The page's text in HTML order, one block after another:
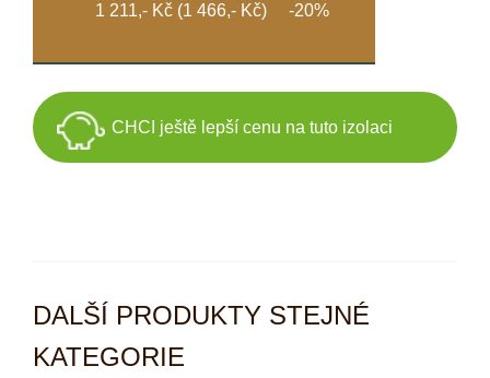
1 211,- Kč (1 466,- Kč) -20%
CHCI ještě lepší cenu na tuto izolaci
DALŠÍ PRODUKTY STEJNÉ
KATEGORIE